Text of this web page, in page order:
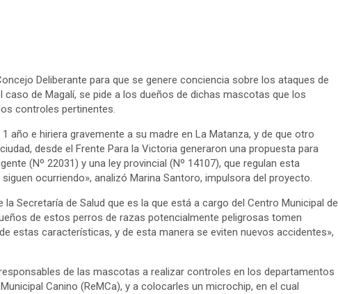
Deliberante para que se genere conciencia sobre los ataques de
de Magalí, se pide a los dueños de dichas mascotas que los
controles pertinentes.
año e hiriera gravemente a su madre en La Matanza, y de que otro
desde el Frente Para la Victoria generaron una propuesta para
(Nº 22031) y una ley provincial (Nº 14107), que regulan esta
ocurriendo», analizó Marina Santoro, impulsora del proyecto.
Secretaría de Salud que es la que está a cargo del Centro Municipal de
de estos perros de razas potencialmente peligrosas tomen
estas características, y de esta manera se eviten nuevos accidentes»,
de las mascotas a realizar controles en los departamentos
Canino (ReMCa), y a colocarles un microchip, en el cual